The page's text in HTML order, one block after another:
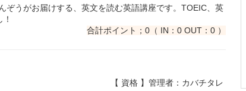
ぞうがお届けする、英文を読む英語講座です。TOEIC、英
合計ポイント；0（ IN：0 OUT：0 ）
【 資格 】管理者：カバチタレ